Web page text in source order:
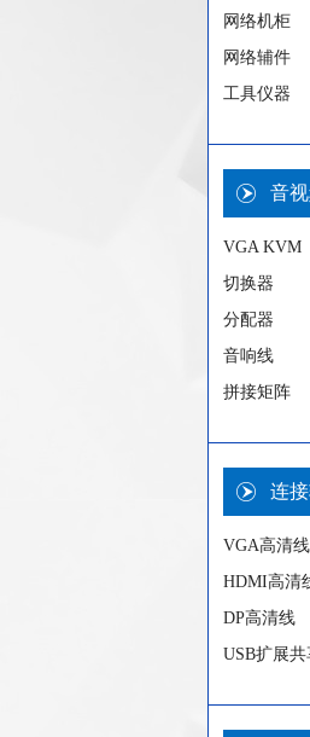
网络机柜
网络辅件
工具仪器
音
VGA KVM
切换器
分配器
音响线
拼接矩阵
连
VGA高清线
HDMI高清
DP高清线
USB扩展共